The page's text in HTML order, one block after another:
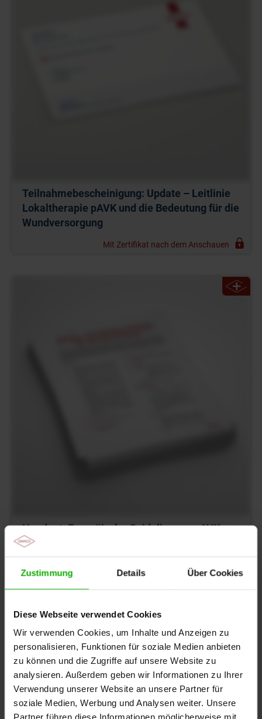
Zustimmung Details Über Cookies
Diese Webseite verwendet Cookies
Wir verwenden Cookies, um Inhalte und Anzeigen zu
personalisieren, Funktionen für soziale Medien anbieten
zu können und die Zugriffe auf unsere Website zu
analysieren. Außerdem geben wir Informationen zu Ihrer
Verwendung unserer Website an unsere Partner für
soziale Medien, Werbung und Analysen weiter. Unsere
Partner führen diese Informationen möglicherweise mit
Teilnahmebescheinigung: Update – Leitlinie
Lokaltherapie pAVK und die Bedeutung für die
Wundversorgung
Mit Zertifikat nach dem Anschauen
Handout: Europäische Guideline zur pAVK
Auch interessant
Aufgezeichnetes Online-Seminar: Ulcus cruris
arteriosum – Durchblutungsstörungen und ihre
Folgen
Aufgezeichnetes Fallbeispiel: Ulcus cruris
arteriosum bei multiplen Komorbiditäten
Mehr Informationen rund um das Thema Periphere